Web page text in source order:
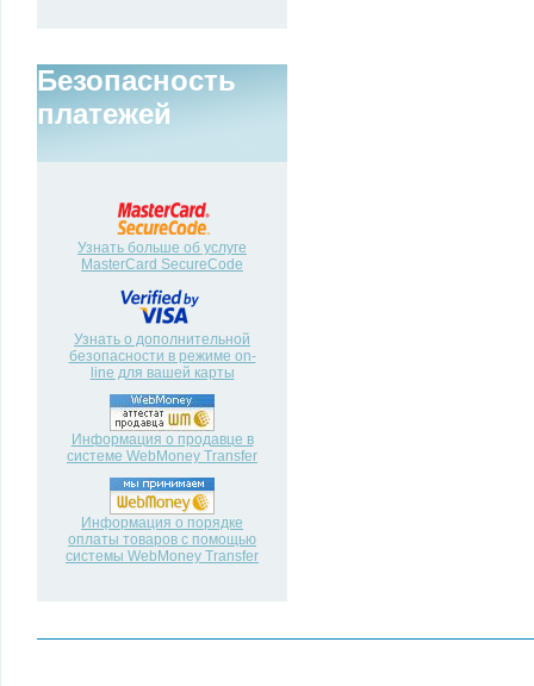
Безопасность
платежей
Узнать больше об услуге
MasterCard SecureCode
Узнать о дополнительной
безопасности в режиме on-
line для вашей карты
Информация о продавце в
системе WebMoney Transfer
Информация о порядке
оплаты товаров с помощью
системы WebMoney Transfer